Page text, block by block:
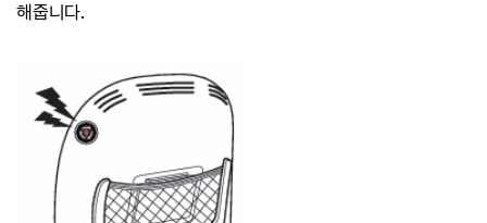
해줍니다.